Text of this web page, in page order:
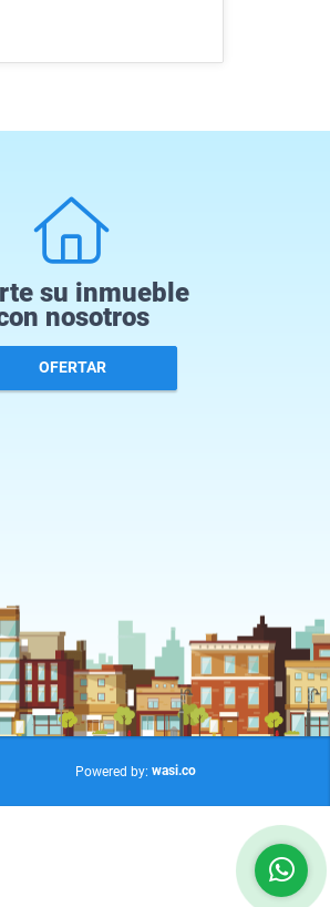
su inmueble
nosotros
OFERTAR
Powered by: wasi.co